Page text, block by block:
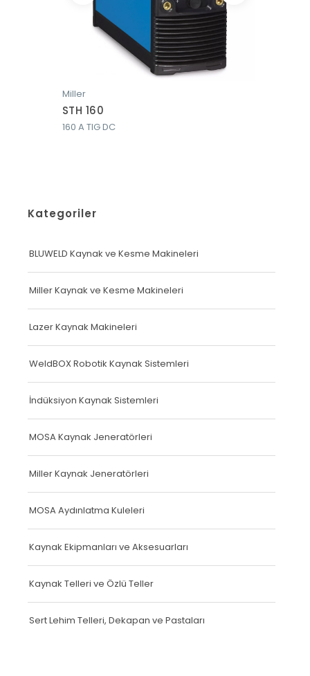
Miller
STH 160
160 A TIG DC
Kategoriler
BLUWELD Kaynak ve Kesme Makineleri
Miller Kaynak ve Kesme Makineleri
Lazer Kaynak Makineleri
WeldBOX Robotik Kaynak Sistemleri
İndüksiyon Kaynak Sistemleri
MOSA Kaynak Jeneratörleri
Miller Kaynak Jeneratörleri
MOSA Aydınlatma Kuleleri
Kaynak Ekipmanları ve Aksesuarları
Kaynak Telleri ve Özlü Teller
Sert Lehim Telleri, Dekapan ve Pastaları